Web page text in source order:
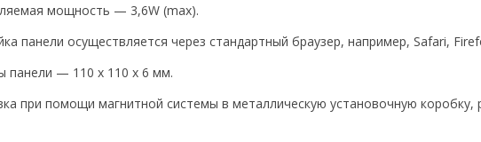
мощность — 3,6W (max).
панели осуществляется через стандартный браузер, например, Safari,
панели — 110 х 110 х 6 мм.
при помощи магнитной системы в металлическую установочную коробку,